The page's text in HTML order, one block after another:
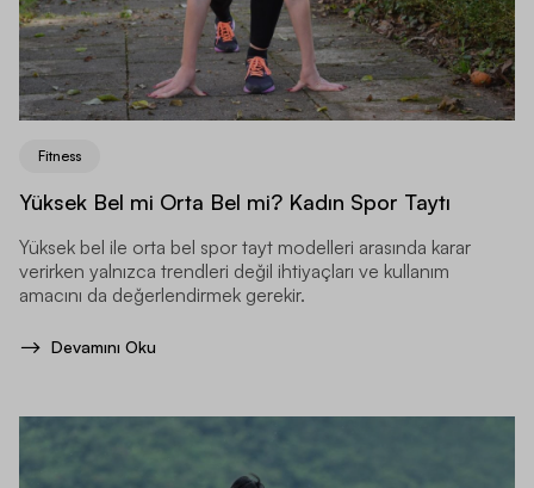
Fitness
Yüksek Bel mi Orta Bel mi? Kadın Spor Taytı
Yüksek bel ile orta bel spor tayt modelleri arasında karar
verirken yalnızca trendleri değil ihtiyaçları ve kullanım
amacını da değerlendirmek gerekir.
Devamını Oku